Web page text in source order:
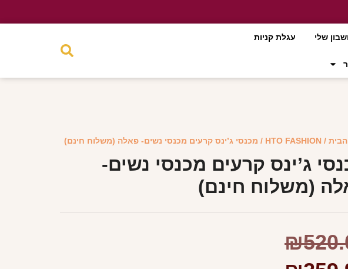
שלי עגלת קניות
/
HTO FASHION / מכנסי ג’ינס קרעים מכנסי נשים- פאלה (משלוח חינם)
ג’ינס קרעים מכנסי נשים-
(משלוח חינם)
₪